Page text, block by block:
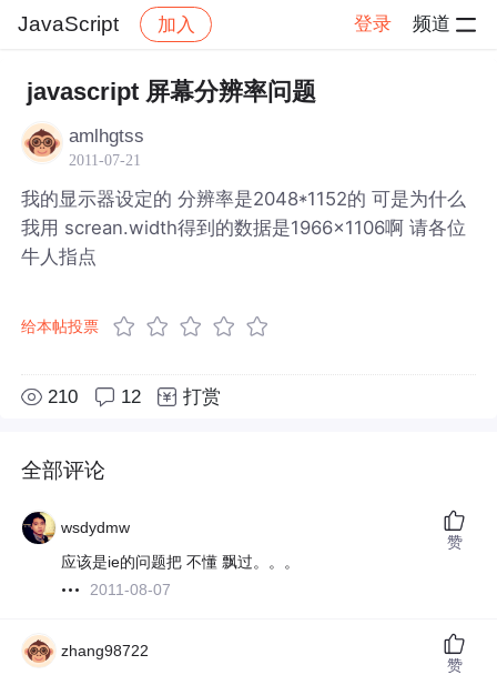
JavaScript 加入 登录 频道
社区 JavaScript 帖子详情
javascript 屏幕分辨率问题
amlhgtss
2011-07-21
我的显示器设定的 分辨率是2048*1152的 可是为什么
我用 screan.width得到的数据是1966×1106啊 请各位
牛人指点
给本帖投票
210 12 打赏
全部评论
wsdydmw
应该是ie的问题把 不懂 飘过。。。
2011-08-07
赞
zhang98722
赞